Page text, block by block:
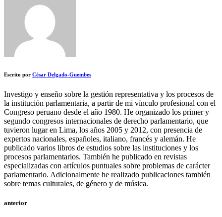
Escrito por César Delgado-Guembes
Investigo y enseño sobre la gestión representativa y los procesos de
la institución parlamentaria, a partir de mi vínculo profesional con el
Congreso peruano desde el año 1980. He organizado los primer y
segundo congresos internacionales de derecho parlamentario, que
tuvieron lugar en Lima, los años 2005 y 2012, con presencia de
expertos nacionales, españoles, italiano, francés y alemán. He
publicado varios libros de estudios sobre las instituciones y los
procesos parlamentarios. También he publicado en revistas
especializadas con artículos puntuales sobre problemas de carácter
parlamentario. Adicionalmente he realizado publicaciones también
sobre temas culturales, de género y de música.
anterior